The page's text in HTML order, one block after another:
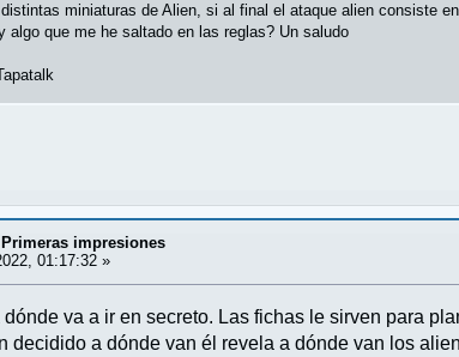
miniaturas de Alien, si al final el ataque alien consiste
algo que me he saltado en las reglas? Un saludo
impresiones
01:17:32 »
va a ir en secreto. Las fichas le sirven para
decidido a dónde van él revela a dónde van los